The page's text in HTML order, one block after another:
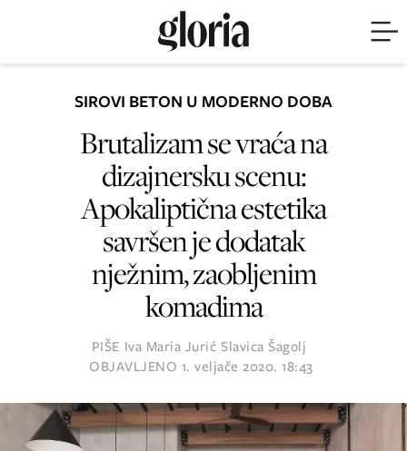
SIROVI BETON U MODERNO DOBA
Brutalizam se vraća na
dizajnersku scenu:
Apokaliptična estetika
savršen je dodatak
nježnim, zaobljenim
komadima
PIŠE Iva Maria Jurić Slavica Šagolj
OBJAVLJENO 1. veljače 2020. 18:43